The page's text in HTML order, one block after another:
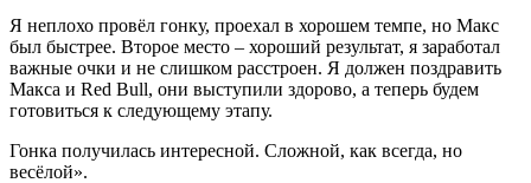
Я неплохо провёл гонку, проехал в хорошем темпе, но Макс
был быстрее. Второе место – хороший результат, я заработал
важные очки и не слишком расстроен. Я должен поздравить
Макса и Red Bull, они выступили здорово, а теперь будем
готовиться к следующему этапу.
Гонка получилась интересной. Сложной, как всегда, но
весёлой».